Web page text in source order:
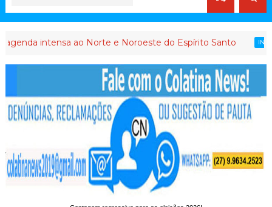
ao Norte e Noroeste do Espírito Santo INTERVENÇÃO